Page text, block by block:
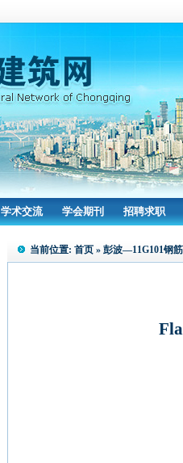
学术交流 学会期刊 招聘求职
当前位置: 首页 » 彭波—11G101钢